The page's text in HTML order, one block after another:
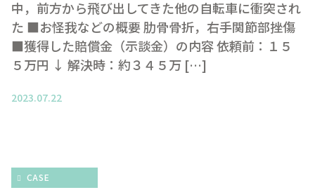
中，前方から飛び出してきた他の自転車に衝突され
た ■お怪我などの概要 肋骨骨折，右手関節部挫傷
■獲得した賠償金（示談金）の内容 依頼前：１５
５万円 ↓ 解決時：約３４５万 […]
2023.07.22
CASE